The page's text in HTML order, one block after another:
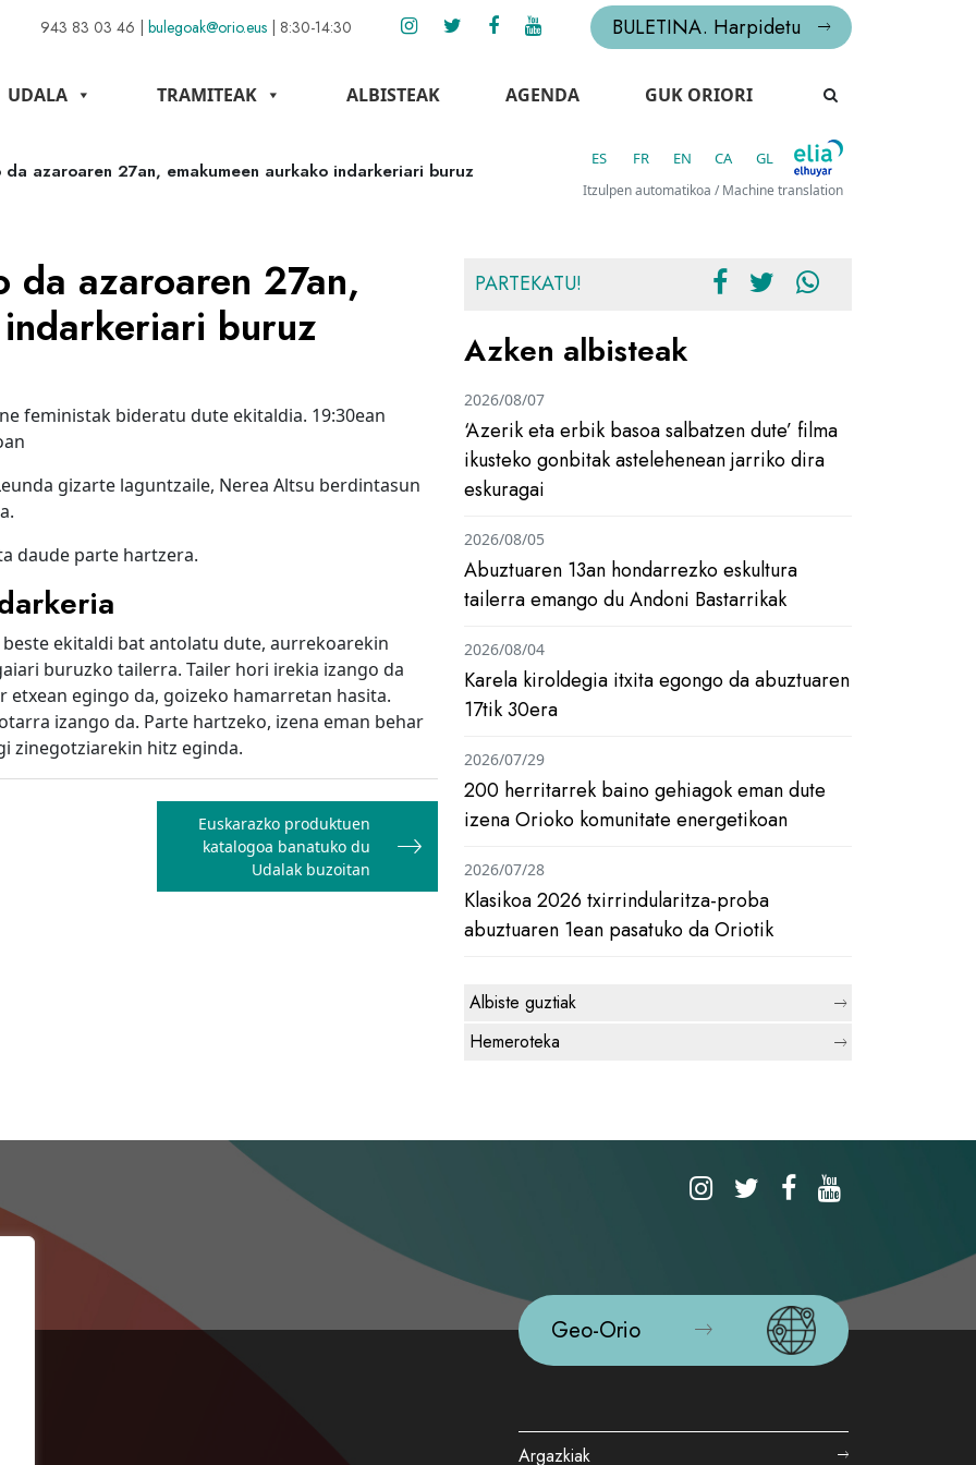
943 83 03 46 | bulegoak@orio.eus | 8:30-14:30 BULETINA. Harpidetu
UDALA TRAMITEAK ALBISTEAK AGENDA GUK ORIORI
azaroaren 27an, emakumeen aurkako indarkeriari buruz
ES FR EN CA GL
Itzulpen automatikoa / Machine translation
da azaroaren 27an,
buruz
feministak bideratu dute ekitaldia. 19:30ean
gizarte laguntzaile, Nerea Altsu berdintasun
daude parte hartzera.
ekitaldi bat antolatu dute, aurrekoarekin
buruzko tailerra. Tailer hori irekia izango da
egingo da, goizeko hamarretan hasita.
izango da. Parte hartzeko, izena eman behar
zinegotziarekin hitz eginda.
Euskarazko produktuen
katalogoa banatuko du
Udalak buzoitan
PARTEKATU!
Azken albisteak
‘Azerik eta erbik basoa salbatzen dute’ filma
ikusteko gonbitak astelehenean jarriko dira
eskuragai
2026/08/07
Abuztuaren 13an hondarrezko eskultura
tailerra emango du Andoni Bastarrikak
2026/08/05
Karela kiroldegia itxita egongo da abuztuaren
17tik 30era
2026/08/04
200 herritarrek baino gehiagok eman dute
izena Orioko komunitate energetikoan
2026/07/29
Klasikoa 2026 txirrindularitza-proba
abuztuaren 1ean pasatuko da Oriotik
2026/07/28
Albiste guztiak
Hemeroteka
Geo-Orio
Argazkiak